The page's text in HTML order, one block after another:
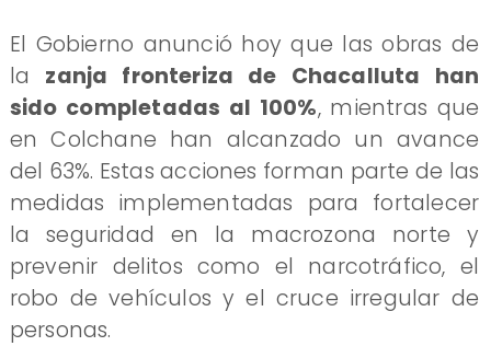
El Gobierno anunció hoy que las obras de
la zanja fronteriza de Chacalluta han
sido completadas al 100%, mientras que
en Colchane han alcanzado un avance
del 63%. Estas acciones forman parte de las
medidas implementadas para fortalecer
la seguridad en la macrozona norte y
prevenir delitos como el narcotráfico, el
robo de vehículos y el cruce irregular de
personas.